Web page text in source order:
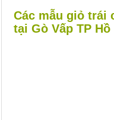
Các mẫu giỏ trái
tại Gò Vấp TP